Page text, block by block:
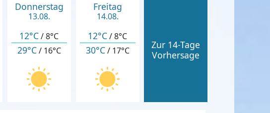
Donnerstag
13.08.
12°C/8°C
29°C/ 16°C
Freitag
14.08.
12°C/8°C
30°C/ 17°C
Zur 14-Tage
Vorhersage